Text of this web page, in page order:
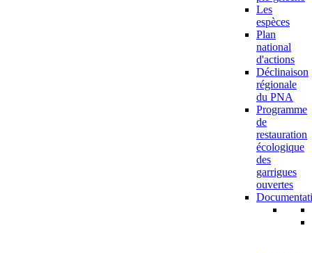
Les
espèces
Plan
national
d'actions
Déclinaison
régionale
du PNA
Programme
de
restauration
écologique
des
garrigues
ouvertes